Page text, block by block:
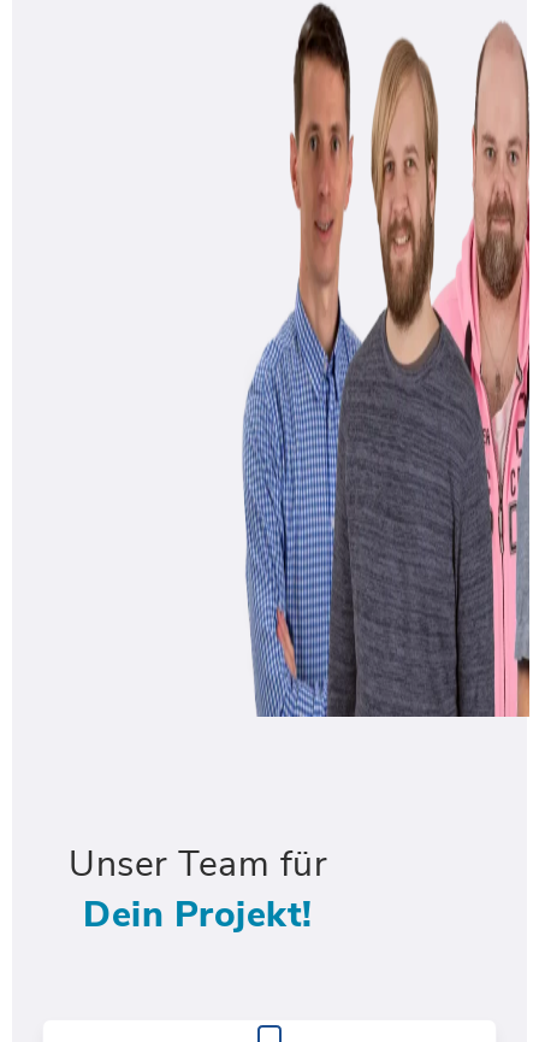
Unser Team für
Dein Projekt!